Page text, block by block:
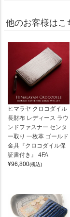
他のお客様はこ
ヒマラヤ クロコダイル
長財布 レディース ラウ
ンドファスナー センタ
ー取り 一枚革 ゴールド
金具『クロコダイル保
証書付き』 4FA
¥96,800(税込)